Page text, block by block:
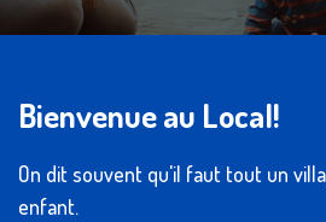
Bienvenue au Local!
On dit souvent qu'il faut tout un
enfant.